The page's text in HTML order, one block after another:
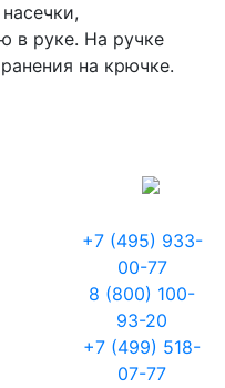
в руке. На ручке
на крючке.
+7 (495) 933-
00-77
8 (800) 100-
93-20
+7 (499) 518-
07-77